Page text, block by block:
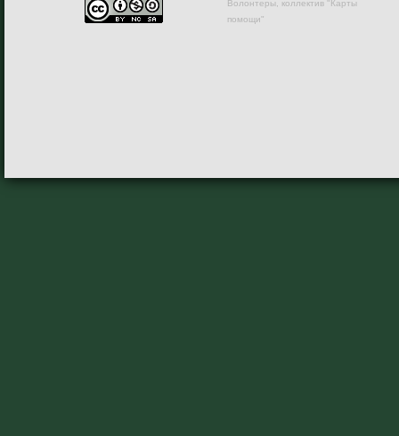
Волонтеры, коллектив "Карты
помощи"